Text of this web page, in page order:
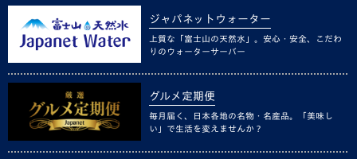
ジャパネットウォーター
上質な「富士山の天然水」。安心・安全、こだわ
りのウォーターサーバー
グルメ定期便
毎月届く、日本各地の名物・名産品。「美味し
い」で生活を変えませんか？